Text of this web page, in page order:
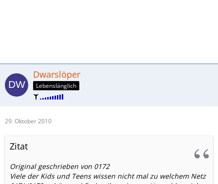
Dwarslöper
Lebenslänglich
29. Oktober 2010
Zitat
Original geschrieben von 0172
Viele der Kids und Teens wissen nicht mal zu welchem Netz